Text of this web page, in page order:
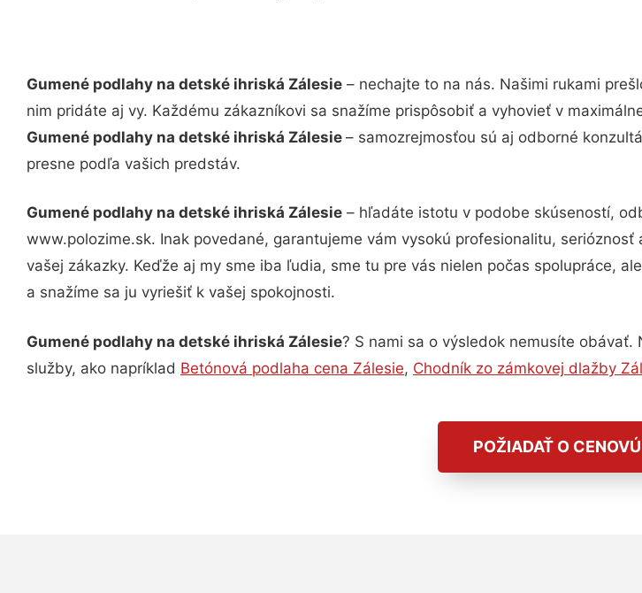
Gumené podlahy na detské ihriská Zálesie – nechajte to na nás. Našimi rukami
nim pridáte aj vy. Každému zákazníkovi sa snažíme prispôsobiť a vyhovieť v
Gumené podlahy na detské ihriská Zálesie – samozrejmosťou sú aj odborné
presne podľa vašich predstáv.
Gumené podlahy na detské ihriská Zálesie – hľadáte istotu v podobe skúseností,
www.polozime.sk. Inak povedané, garantujeme vám vysokú profesionalitu,
vašej zákazky. Keďže aj my sme iba ľudia, sme tu pre vás nielen počas spolupráce,
a snažíme sa ju vyriešiť k vašej spokojnosti.
Gumené podlahy na detské ihriská Zálesie? S nami sa o výsledok nemusíte
služby, ako napríklad Betónová podlaha cena Zálesie, Chodník zo zámkovej dlažby
POŽIADAŤ O